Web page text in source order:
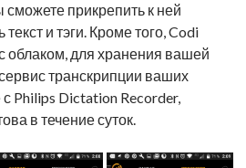
прикрепить к ней
и тэги. Кроме того, Codi
облаком, для хранения вашей
транскрипции ваших
с Philips Dictation Recorder,
в течение суток.